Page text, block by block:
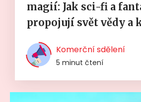
magií: Jak sci-fi a
propojují svět vědy a
Komerční sdělení
5 minut čtení